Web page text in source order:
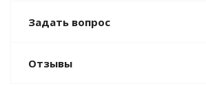
Задать вопрос
Отзывы